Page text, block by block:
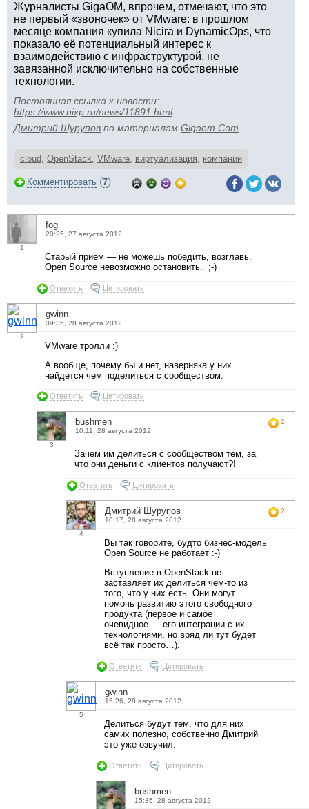
Журналисты GigaOM, впрочем, отмечают, что это
не первый «звоночек» от VMware: в прошлом
месяце компания купила Nicira и DynamicOps, что
показало её потенциальный интерес к
взаимодействию с инфраструктурой, не
завязанной исключительно на собственные
технологии.
Постоянная ссылка к новости:
https://www.nixp.ru/news/11891.html.
Дмитрий Шурупов по материалам Gigaom.Com
cloud, OpenStack, VMware, виртуализация, компании
Комментировать (7)
1
fog
20:25, 27 августа 2012
Старый приём — не можешь победить, возглавь.
Open Source невозможно остановить. ;-)
Ответить Цитировать
2
gwinn
09:35, 28 августа 2012
VMware тролли :)
А вообще, почему бы и нет, наверняка у них
найдется чем поделиться с сообществом.
Ответить Цитировать
3
bushmen
10:11, 28 августа 2012
2
Зачем им делиться с сообществом тем, за
что они деньги с клиентов получают?!
Ответить Цитировать
4
Дмитрий Шурупов
10:17, 28 августа 2012
2
Вы так говорите, будто бизнес-модель
Open Source не работает :-)
Вступление в OpenStack не
заставляет их делиться чем-то из
того, что у них есть. Они могут
помочь развитию этого свободного
продукта (первое и самое
очевидное — его интеграции с их
технологиями, но вряд ли тут будет
всё так просто…).
Ответить Цитировать
5
gwinn
15:26, 28 августа 2012
Делиться будут тем, что для них
самих полезно, собственно Дмитрий
это уже озвучил.
Ответить Цитировать
bushmen
15:36, 28 августа 2012